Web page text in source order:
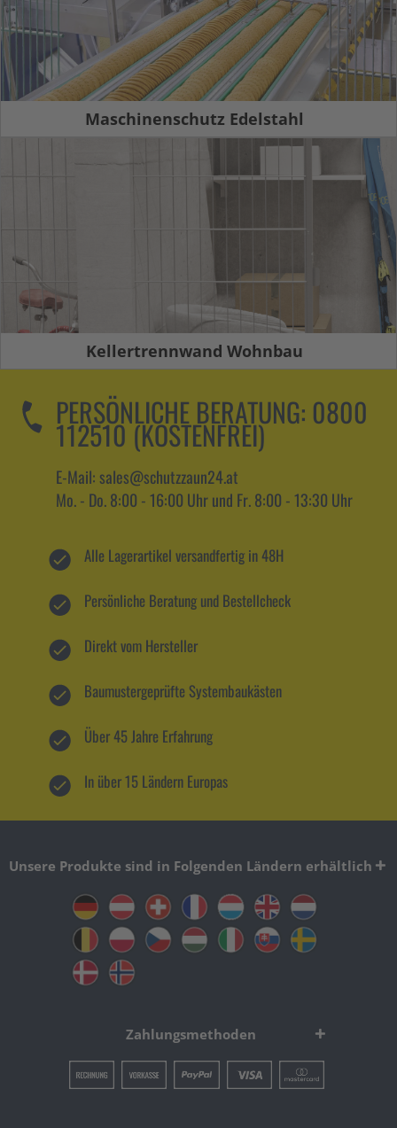
Maschinenschutz Edelstahl
Kellertrennwand Wohnbau
PERSÖNLICHE BERATUNG: 0800
112510 (KOSTENFREI)
E-Mail: sales@schutzzaun24.at
Mo. - Do. 8:00 - 16:00 Uhr und Fr. 8:00 - 13:30 Uhr
Alle Lagerartikel versandfertig in 48H
Persönliche Beratung und Bestellcheck
Direkt vom Hersteller
Baumustergeprüfte Systembaukästen
Über 45 Jahre Erfahrung
In über 15 Ländern Europas
Unsere Produkte sind in Folgenden Ländern erhältlich
Zahlungsmethoden